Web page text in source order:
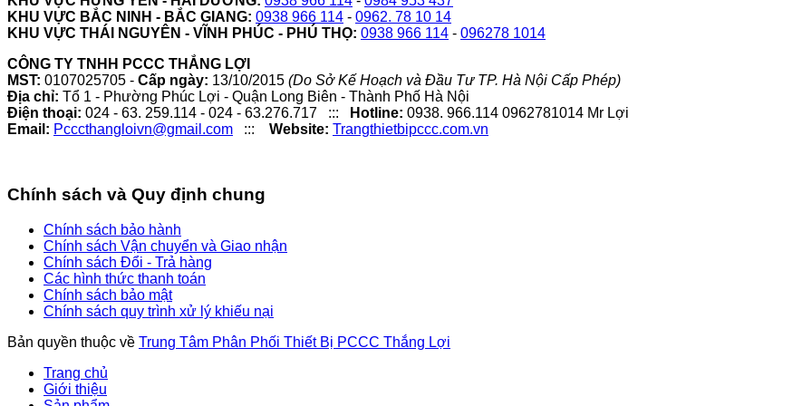
KHU VỰC BẮC NINH - BẮC GIANG: 0938 966 114 - 0962. 78 10 14
KHU VỰC THÁI NGUYÊN - VĨNH PHÚC - PHÚ THỌ: 0938 966 114 - 096278 1014
CÔNG TY TNHH PCCC THẮNG LỢI
MST: 0107025705 - Cấp ngày: 13/10/2015 (Do Sở Kế Hoạch và Đầu Tư TP. Hà Nội Cấp Phép)
Địa chỉ: Tổ 1 - Phường Phúc Lợi - Quận Long Biên - Thành Phố Hà Nội
Điện thoại: 024 - 63. 259.114 - 024 - 63.276.717 ::: Hotline: 0938. 966.114 0962781014 Mr Lợi
Email: Pcccthangloivn@gmail.com ::: Website: Trangthietbipccc.com.vn
Chính sách và Quy định chung
Chính sách bảo hành
Chính sách Vận chuyển và Giao nhận
Chính sách Đổi - Trả hàng
Các hình thức thanh toán
Chính sách bảo mật
Chính sách quy trình xử lý khiếu nại
Bản quyền thuộc về Trung Tâm Phân Phối Thiết Bị PCCC Thắng Lợi
Trang chủ
Giới thiệu